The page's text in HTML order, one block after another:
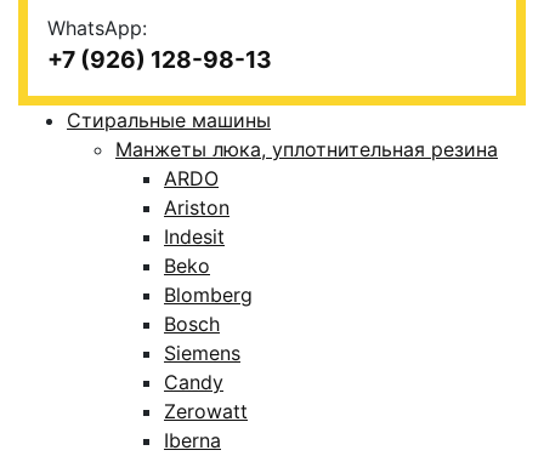
WhatsApp:
+7 (926) 128-98-13
Стиральные машины
Манжеты люка, уплотнительная резина
ARDO
Ariston
Indesit
Beko
Blomberg
Bosch
Siemens
Candy
Zerowatt
Iberna